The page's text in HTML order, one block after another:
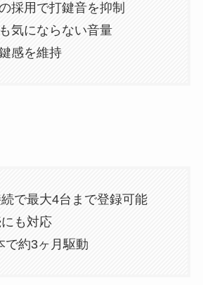
採用で打鍵音を抑制
気にならない音量
感を維持
続で最大4台まで登録可能
にも対応
で約3ヶ月駆動